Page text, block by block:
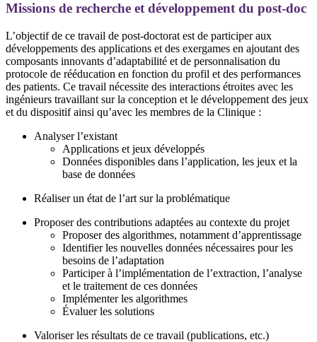
Missions de recherche et développement du post-doc
L’objectif de ce travail de post-doctorat est de participer aux
développements des applications et des exergames en ajoutant des
composants innovants d’adaptabilité et de personnalisation du
protocole de rééducation en fonction du profil et des performances
des patients. Ce travail nécessite des interactions étroites avec les
ingénieurs travaillant sur la conception et le développement des jeux
et du dispositif ainsi qu’avec les membres de la Clinique :
Analyser l’existant
Applications et jeux développés
Données disponibles dans l’application, les jeux et la
base de données
Réaliser un état de l’art sur la problématique
Proposer des contributions adaptées au contexte du projet
Proposer des algorithmes, notamment d’apprentissage
Identifier les nouvelles données nécessaires pour les
besoins de l’adaptation
Participer à l’implémentation de l’extraction, l’analyse
et le traitement de ces données
Implémenter les algorithmes
Évaluer les solutions
Valoriser les résultats de ce travail (publications, etc.)